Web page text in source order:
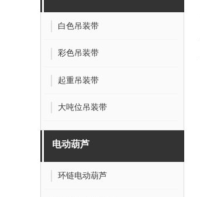
白色吊装带
彩色吊装带
起重吊装带
大吨位吊装带
电动葫芦
环链电动葫芦